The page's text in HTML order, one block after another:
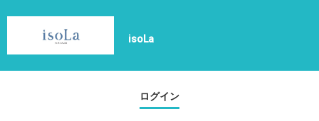
isoLa
ログイン